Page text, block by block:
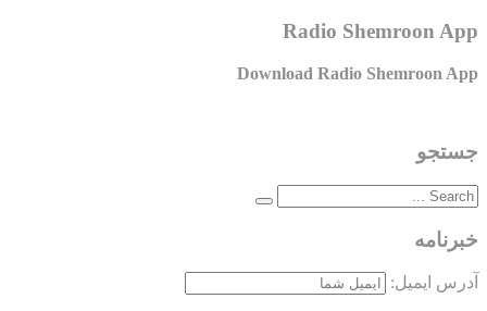
Radio Shemroon App
Download Radio Shemroon App
جستجو
خبرنامه
آدرس ایمیل: